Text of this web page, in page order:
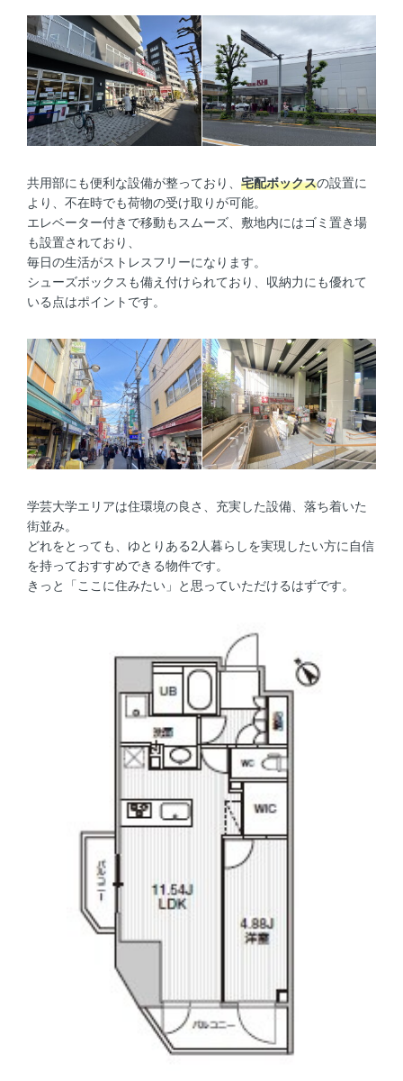
共用部にも便利な設備が整っており、 宅配ボックスの設置に
より、不在時でも荷物の受け取りが可能。
エレベーター付きで移動もスムーズ、敷地内にはゴミ置き場
も設置されており、
毎日の生活がストレスフリーになります。
シューズボックスも備え付けられており、収納力にも優れて
いる点はポイントです。
学芸大学エリアは住環境の良さ、充実した設備、落ち着いた
街並み。
どれをとっても、ゆとりある2人暮らしを実現したい方に自信
を持っておすすめできる物件です。
きっと「ここに住みたい」と思っていただけるはずです。